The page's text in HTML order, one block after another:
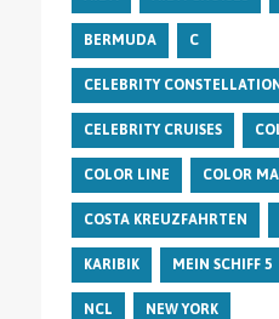
BERMUDA C
CELEBRITY
CELEBRITY CRUISES
COLOR LINE COLOR
COSTA KREUZFAHRTEN
KARIBIK MEIN SCHIFF 5
NCL NEW YORK